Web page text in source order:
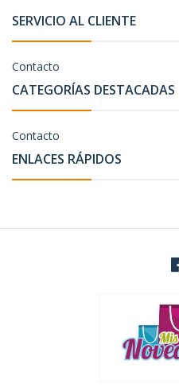
SERVICIO AL CLIENTE
Contacto
CATEGORÍAS DESTACADAS
Contacto
ENLACES RÁPIDOS